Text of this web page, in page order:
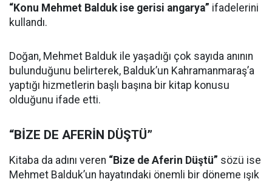
“Konu Mehmet Balduk ise gerisi angarya” ifadelerini
kullandı.
Doğan, Mehmet Balduk ile yaşadığı çok sayıda anının
bulunduğunu belirterek, Balduk’un Kahramanmaraş’a
yaptığı hizmetlerin başlı başına bir kitap konusu
olduğunu ifade etti.
“BİZE DE AFERİN DÜŞTÜ”
Kitaba da adını veren “Bize de Aferin Düştü” sözü ise
Mehmet Balduk’un hayatındaki önemli bir döneme ışık